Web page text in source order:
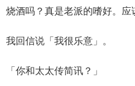
烧酒吗？真是老派的嗜好。应
我回信说「我很乐意」。
「你和太太传简讯？」